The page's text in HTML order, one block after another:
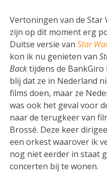
Vertoningen van de Star
zijn op dit moment erg
Duitse versie vanStar
kon ik nu genieten van
Backtijdens de
blij dat ze in Nederland
films doen, maar ze
was ook het geval voor
naar de terugkeer van
Brossé. Deze keer
een orkest waarover ik
nog niet eerder in staat
concerten bij te wonen.